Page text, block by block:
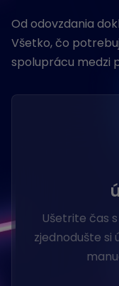
Od odovzdania
Všetko, čo
spoluprácu medzi
Ušetrite čas
zjednodušte